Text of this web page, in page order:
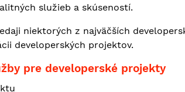
služieb a skúseností.
niektorých z najväčších
developerských projektov.
pre developerské projekty